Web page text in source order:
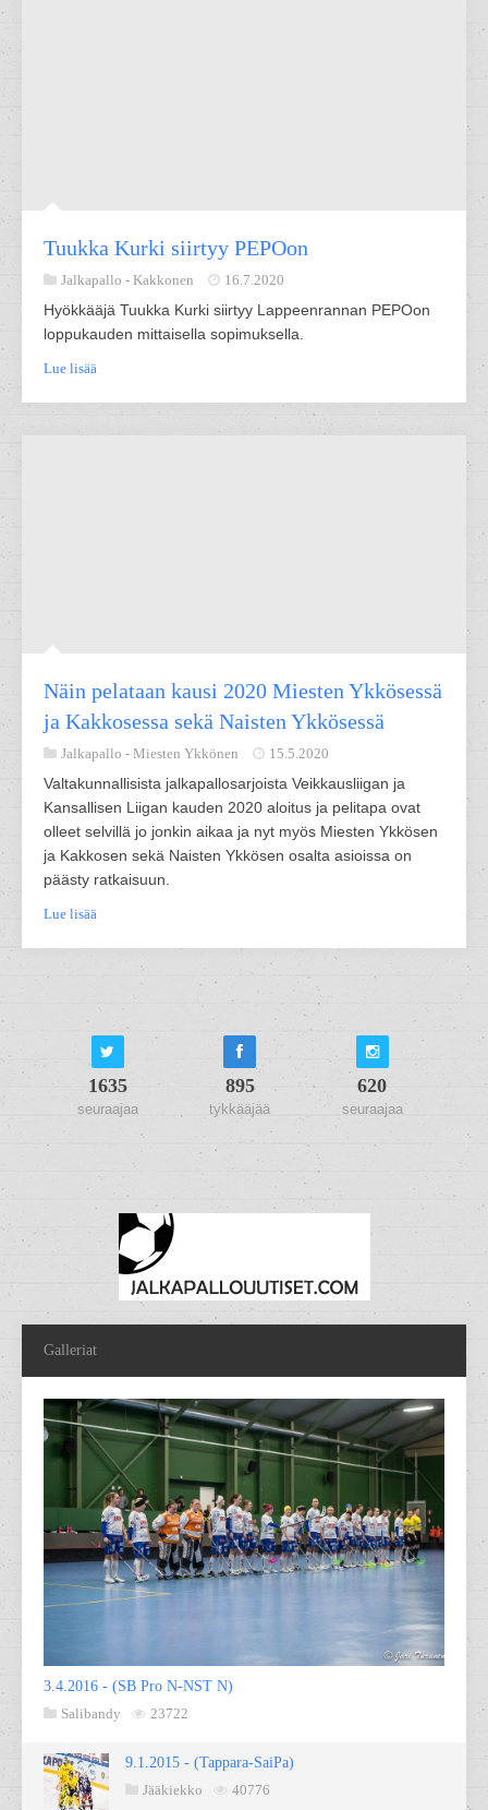
Tuukka Kurki siirtyy PEPOon
Jalkapallo - Kakkonen 16.7.2020
Hyökkääjä Tuukka Kurki siirtyy Lappeenrannan PEPOon
loppukauden mittaisella sopimuksella.
Lue lisää
Näin pelataan kausi 2020 Miesten Ykkösessä
ja Kakkosessa sekä Naisten Ykkösessä
Jalkapallo - Miesten Ykkönen 15.5.2020
Valtakunnallisista jalkapallosarjoista Veikkausliigan ja
Kansallisen Liigan kauden 2020 aloitus ja pelitapa ovat
olleet selvillä jo jonkin aikaa ja nyt myös Miesten Ykkösen
ja Kakkosen sekä Naisten Ykkösen osalta asioissa on
päästy ratkaisuun.
Lue lisää
1635
seuraajaa
895
tykkääjää
620
seuraajaa
Galleriat
3.4.2016 - (SB Pro N-NST N)
Salibandy
23722
9.1.2015 - (Tappara-SaiPa)
Jääkiekko
40776